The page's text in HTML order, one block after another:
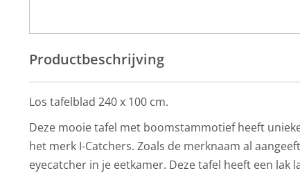
Productbeschrijving
Los tafelblad 240 x 100 cm.
Deze mooie tafel met boomstammotief heeft
het merk I-Catchers. Zoals de merknaam al
eyecatcher in je eetkamer. Deze tafel heeft een lak